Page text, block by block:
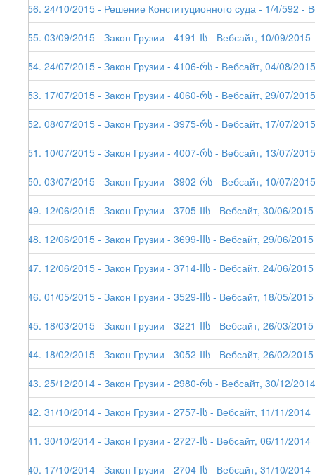
156. 24/10/2015 - Решение Конституционного суда - 1/4/592 -
155. 03/09/2015 - Закон Грузии - 4191-Iს - Вебсайт, 10/09/2015
154. 24/07/2015 - Закон Грузии - 4106-რს - Вебсайт, 04/08/2015
153. 17/07/2015 - Закон Грузии - 4060-რს - Вебсайт, 29/07/2015
152. 08/07/2015 - Закон Грузии - 3975-რს - Вебсайт, 17/07/2015
151. 10/07/2015 - Закон Грузии - 4007-რს - Вебсайт, 13/07/2015
150. 03/07/2015 - Закон Грузии - 3902-რს - Вебсайт, 10/07/2015
149. 12/06/2015 - Закон Грузии - 3705-IIს - Вебсайт, 30/06/2015
148. 12/06/2015 - Закон Грузии - 3699-IIს - Вебсайт, 29/06/2015
147. 12/06/2015 - Закон Грузии - 3714-IIს - Вебсайт, 24/06/2015
146. 01/05/2015 - Закон Грузии - 3529-IIს - Вебсайт, 18/05/2015
145. 18/03/2015 - Закон Грузии - 3221-IIს - Вебсайт, 26/03/2015
144. 18/02/2015 - Закон Грузии - 3052-IIს - Вебсайт, 26/02/2015
143. 25/12/2014 - Закон Грузии - 2980-რს - Вебсайт, 30/12/2014
142. 31/10/2014 - Закон Грузии - 2757-Iს - Вебсайт, 11/11/2014
141. 30/10/2014 - Закон Грузии - 2727-Iს - Вебсайт, 06/11/2014
140. 17/10/2014 - Закон Грузии - 2704-Iს - Вебсайт, 31/10/2014